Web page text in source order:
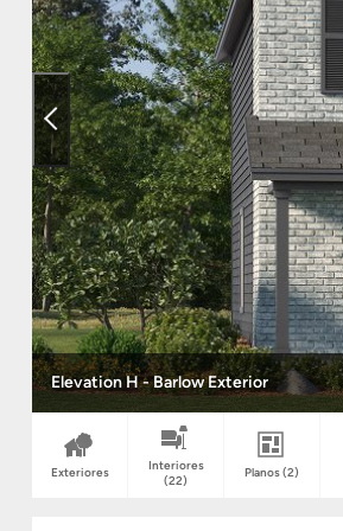
Elevation H - Barlow Exterior
Exteriores
Interiores
(22)
Planos(2)